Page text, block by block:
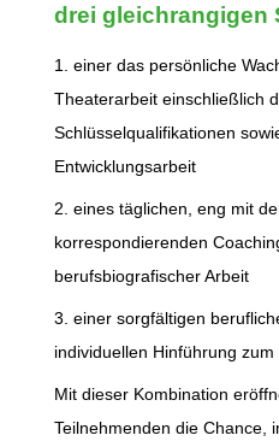
drei gleichrangigen
1. einer das persönliche
Theaterarbeit einschließlich
Schlüsselqualifikationen
Entwicklungsarbeit
2. eines täglichen, eng mit
korrespondierenden
berufsbiografischer Arbeit
3. einer sorgfältigen
individuellen Hinführung zum
Mit dieser Kombination
Teilnehmenden die Chance,